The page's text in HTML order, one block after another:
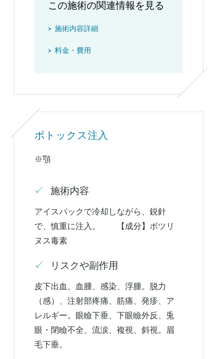
この施術の関連情報を見る
施術内容詳細
料金・費用
ボトックス注入
※顎
施術内容
アイスパックで冷却しながら、鋭針
で、慎重に注入。 【成分】ボツリ
ヌス毒素
リスクや副作用
皮下出血、血腫、感染、浮腫。脱力
（感）、注射部疼痛、筋痛、発疹、ア
レルギー。眼瞼下垂、下眼瞼外反、兎
眼・閉瞼不全、流涙、複視、斜視。眉
毛下垂。